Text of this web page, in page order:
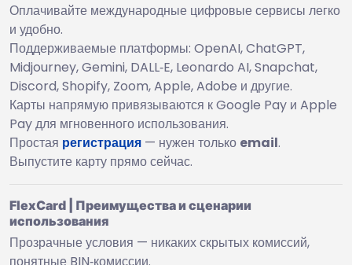
Оплачивайте международные цифровые сервисы легко
и удобно.
Поддерживаемые платформы: OpenAI, ChatGPT,
Midjourney, Gemini, DALL‑E, Leonardo AI, Snapchat,
Discord, Shopify, Zoom, Apple, Adobe и другие.
Карты напрямую привязываются к Google Pay и Apple
Pay для мгновенного использования.
Простая регистрация — нужен только email.
Выпустите карту прямо сейчас.
FlexCard | Преимущества и сценарии
использования
Прозрачные условия — никаких скрытых комиссий,
понятные BIN‑комиссии.